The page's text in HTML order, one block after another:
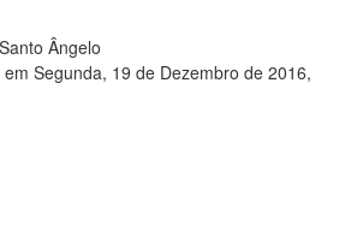
Ângelo
Segunda, 19 de Dezembro de 2016,